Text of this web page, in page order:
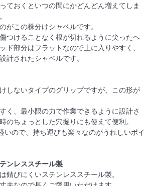
ておくといつの間にかどんどん増えてしま
がこの株分けシャベルです。
つけることなく根が切れるように尖ったヘ
ド部分はフラットなので土に入りやすく、
計されたシャベルです。
しないタイプのグリップですが、この形が
く、最小限の力で作業できるように設計さ
のちょっとした穴掘りにも使えて便利。
いので、持ち運びも楽々なのがうれしいポイ
ンレススチール製
錆びにくいステンレススチール製。